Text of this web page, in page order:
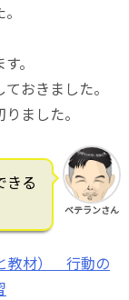
。
おきました。
ました。
きる
ベテランさん
教材） 行動の